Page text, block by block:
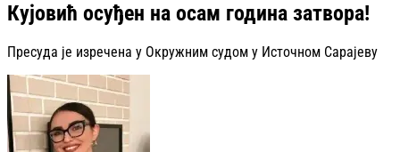
Кујовић осуђен на осам година затвора!
Пресуда је изречена у Окружним судом у Источном Сарајеву